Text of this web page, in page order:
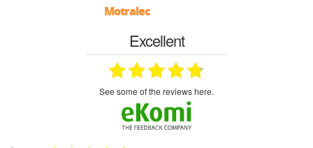
Motralec
Excellent
see some of the reviews here.